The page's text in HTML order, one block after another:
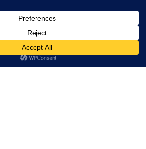
Request A Quote
TECHNIK MEXICO, S.A. DE C.V.
DEL ALTO LERMA